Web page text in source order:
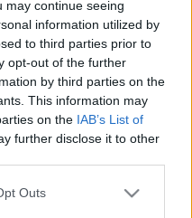
may continue seeing
information utilized by
to third parties prior to
opt-out of the further
by third parties on the
This information may
on the IAB’s List of
further disclose it to other
uses one or more Google
Outs
eső a Duna vízgyűjtőjére
az 5. blokk új